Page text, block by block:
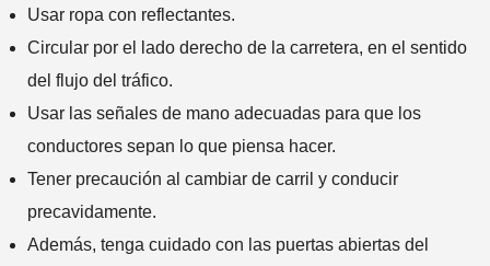
Usar ropa con reflectantes.
Circular por el lado derecho de la carretera, en el sentido
del flujo del tráfico.
Usar las señales de mano adecuadas para que los
conductores sepan lo que piensa hacer.
Tener precaución al cambiar de carril y conducir
precavidamente.
Además, tenga cuidado con las puertas abiertas del